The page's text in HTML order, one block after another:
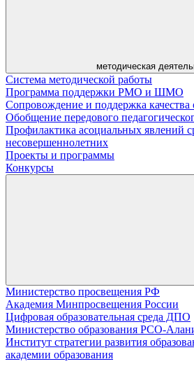
методическая
Система методической работы
Программа поддержки РМО и ШМО
Сопровождение и поддержка качества
Обобщение передового
Профилактика асоциальных явлений
несовершеннолетних
Проекты и программы
Конкурсы
Министерство просвещения РФ
Академия Минпросвещения России
Цифровая образовательная среда ДПО
Министерство образования РСО-
Институт стратегии развития
академии образования